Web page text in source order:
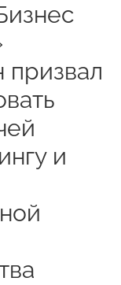
призвал
и